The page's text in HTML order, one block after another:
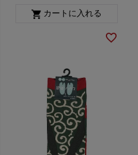
カートに入れる